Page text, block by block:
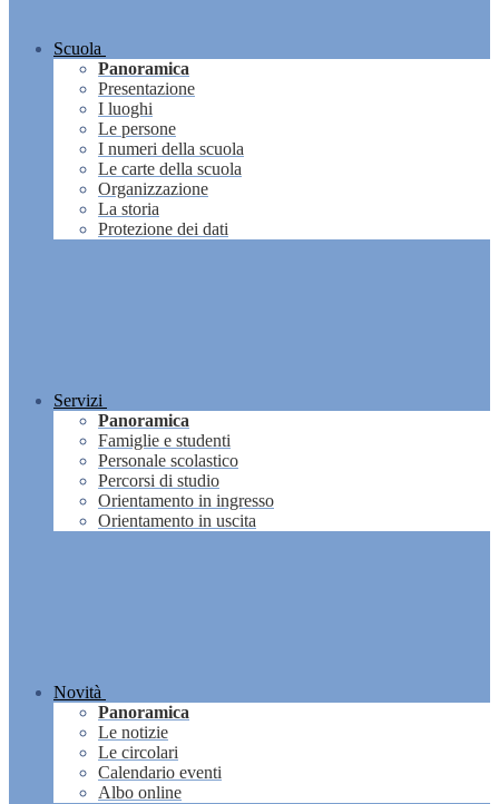
Scuola
Panoramica
Presentazione
I luoghi
Le persone
I numeri della scuola
Le carte della scuola
Organizzazione
La storia
Protezione dei dati
Servizi
Panoramica
Famiglie e studenti
Personale scolastico
Percorsi di studio
Orientamento in ingresso
Orientamento in uscita
Novità
Panoramica
Le notizie
Le circolari
Calendario eventi
Albo online